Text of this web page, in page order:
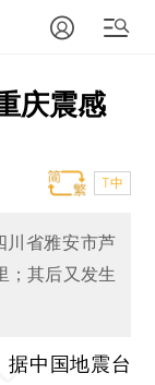
庆震感
T中
省雅安市芦
；其后又发生
据中国地震台